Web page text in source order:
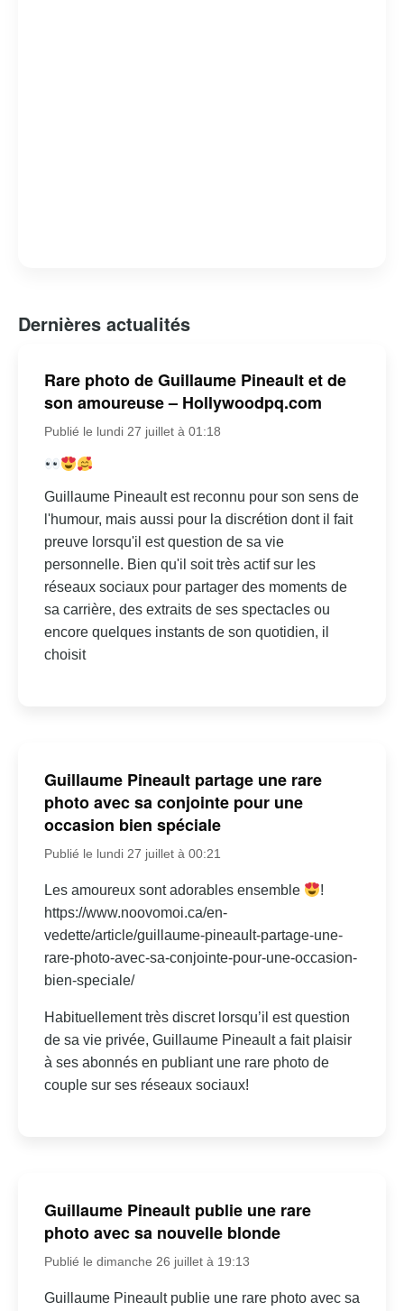
Dernières actualités
Rare photo de Guillaume Pineault et de
son amoureuse – Hollywoodpq.com
Publié le lundi 27 juillet à 01:18
Guillaume Pineault est reconnu pour son sens de
l'humour, mais aussi pour la discrétion dont il fait
preuve lorsqu'il est question de sa vie
personnelle. Bien qu'il soit très actif sur les
réseaux sociaux pour partager des moments de
sa carrière, des extraits de ses spectacles ou
encore quelques instants de son quotidien, il
choisit
Guillaume Pineault partage une rare
photo avec sa conjointe pour une
occasion bien spéciale
Publié le lundi 27 juillet à 00:21
Les amoureux sont adorables ensemble
!
https://www.noovomoi.ca/en-
vedette/article/guillaume-pineault-partage-une-
rare-photo-avec-sa-conjointe-pour-une-occasion-
bien-speciale/
Habituellement très discret lorsqu’il est question
de sa vie privée, Guillaume Pineault a fait plaisir
à ses abonnés en publiant une rare photo de
couple sur ses réseaux sociaux!
Guillaume Pineault publie une rare
photo avec sa nouvelle blonde
Publié le dimanche 26 juillet à 19:13
Guillaume Pineault publie une rare photo avec sa